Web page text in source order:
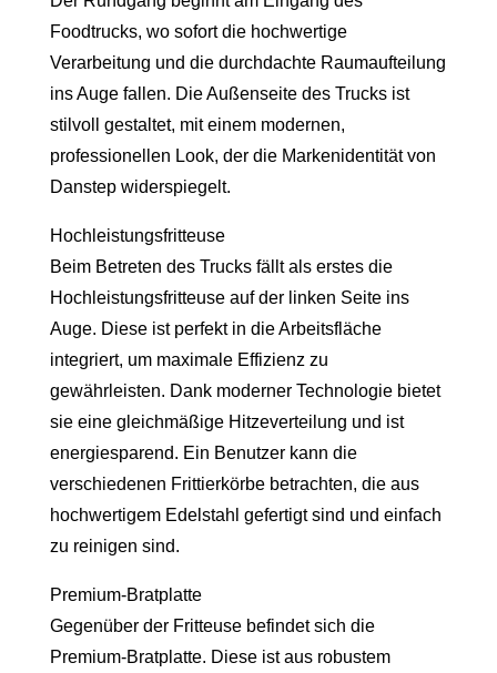
Foodtrucks, wo sofort die hochwertige
Verarbeitung und die durchdachte Raumaufteilung
ins Auge fallen. Die Außenseite des Trucks ist
stilvoll gestaltet, mit einem modernen,
professionellen Look, der die Markenidentität von
Danstep widerspiegelt.
Hochleistungsfritteuse
Beim Betreten des Trucks fällt als erstes die
Hochleistungsfritteuse auf der linken Seite ins
Auge. Diese ist perfekt in die Arbeitsfläche
integriert, um maximale Effizienz zu
gewährleisten. Dank moderner Technologie bietet
sie eine gleichmäßige Hitzeverteilung und ist
energiesparend. Ein Benutzer kann die
verschiedenen Frittierkörbe betrachten, die aus
hochwertigem Edelstahl gefertigt sind und einfach
zu reinigen sind.
Premium-Bratplatte
Gegenüber der Fritteuse befindet sich die
Premium-Bratplatte. Diese ist aus robustem